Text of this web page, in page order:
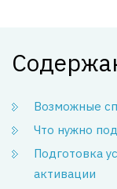
Возможные
Что нужно
Подготовка
активации